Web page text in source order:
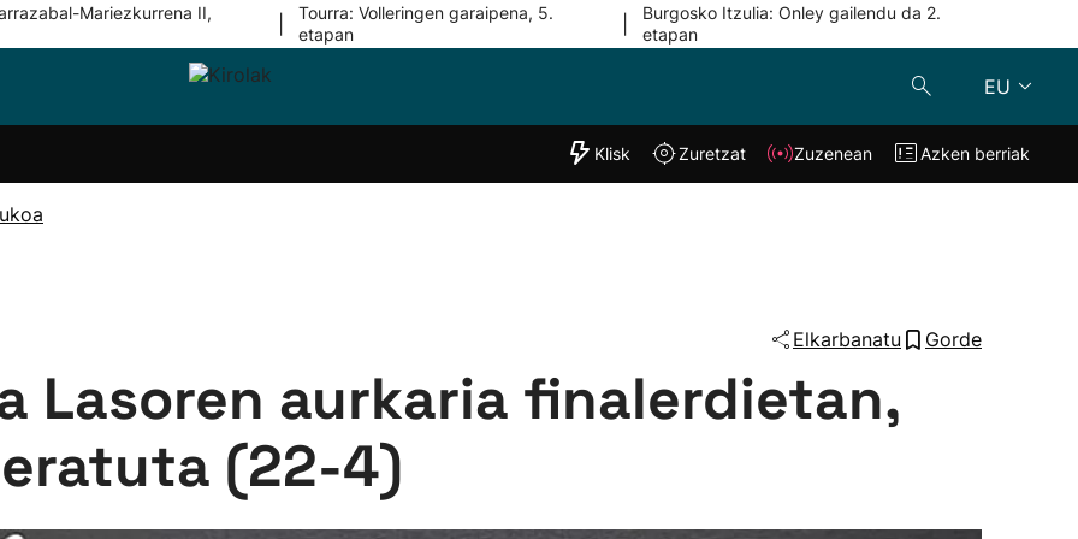
Mariezkurrena II,
Tourra: Volleringen garaipena, 5.
etapan
Burgosko Itzulia: Onley gailendu da 2.
etapan
EU
Taldeak
"Helmuga"
Klisk Zuzenean
Klisk Zuretzat Zuzenean Azken berriak
Elkarbanatu Gorde
Lasoren aurkaria finalerdietan,
(22-4)